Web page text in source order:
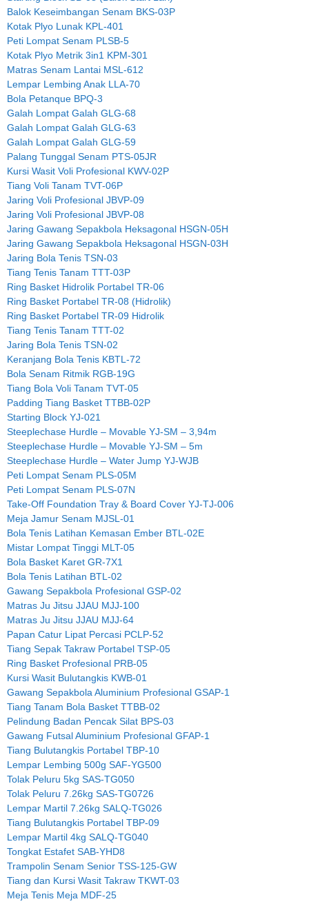
Balok Keseimbangan Senam BKS-03P
Kotak Plyo Lunak KPL-401
Peti Lompat Senam PLSB-5
Kotak Plyo Metrik 3in1 KPM-301
Matras Senam Lantai MSL-612
Lempar Lembing Anak LLA-70
Bola Petanque BPQ-3
Galah Lompat Galah GLG-68
Galah Lompat Galah GLG-63
Galah Lompat Galah GLG-59
Palang Tunggal Senam PTS-05JR
Kursi Wasit Voli Profesional KWV-02P
Tiang Voli Tanam TVT-06P
Jaring Voli Profesional JBVP-09
Jaring Voli Profesional JBVP-08
Jaring Gawang Sepakbola Heksagonal HSGN-05H
Jaring Gawang Sepakbola Heksagonal HSGN-03H
Jaring Bola Tenis TSN-03
Tiang Tenis Tanam TTT-03P
Ring Basket Hidrolik Portabel TR-06
Ring Basket Portabel TR-08 (Hidrolik)
Ring Basket Portabel TR-09 Hidrolik
Tiang Tenis Tanam TTT-02
Jaring Bola Tenis TSN-02
Keranjang Bola Tenis KBTL-72
Bola Senam Ritmik RGB-19G
Tiang Bola Voli Tanam TVT-05
Padding Tiang Basket TTBB-02P
Starting Block YJ-021
Steeplechase Hurdle – Movable YJ-SM – 3,94m
Steeplechase Hurdle – Movable YJ-SM – 5m
Steeplechase Hurdle – Water Jump YJ-WJB
Peti Lompat Senam PLS-05M
Peti Lompat Senam PLS-07N
Take-Off Foundation Tray & Board Cover YJ-TJ-006
Meja Jamur Senam MJSL-01
Bola Tenis Latihan Kemasan Ember BTL-02E
Mistar Lompat Tinggi MLT-05
Bola Basket Karet GR-7X1
Bola Tenis Latihan BTL-02
Gawang Sepakbola Profesional GSP-02
Matras Ju Jitsu JJAU MJJ-100
Matras Ju Jitsu JJAU MJJ-64
Papan Catur Lipat Percasi PCLP-52
Tiang Sepak Takraw Portabel TSP-05
Ring Basket Profesional PRB-05
Kursi Wasit Bulutangkis KWB-01
Gawang Sepakbola Aluminium Profesional GSAP-1
Tiang Tanam Bola Basket TTBB-02
Pelindung Badan Pencak Silat BPS-03
Gawang Futsal Aluminium Profesional GFAP-1
Tiang Bulutangkis Portabel TBP-10
Lempar Lembing 500g SAF-YG500
Tolak Peluru 5kg SAS-TG050
Tolak Peluru 7.26kg SAS-TG0726
Lempar Martil 7.26kg SALQ-TG026
Tiang Bulutangkis Portabel TBP-09
Lempar Martil 4kg SALQ-TG040
Tongkat Estafet SAB-YHD8
Trampolin Senam Senior TSS-125-GW
Tiang dan Kursi Wasit Takraw TKWT-03
Meja Tenis Meja MDF-25